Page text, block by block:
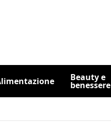
Beauty e
benessere